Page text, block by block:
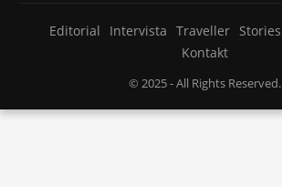
Editorial Intervista Traveller Stories
Kontakt
© 2025- All Rights Reserved.